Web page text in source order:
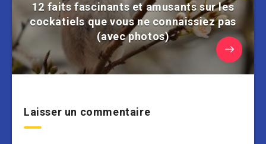
12 faits fascinants et amusants sur les
cockatiels que vous ne connaissiez pas
(avec photos)
Laisser un commentaire